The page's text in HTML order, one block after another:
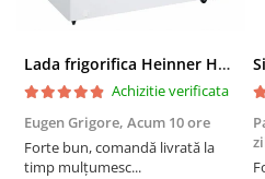
Lada frigorifica Heinner HCF-287CNHE++, 287 l, Clasa E, Compresor inverter, Iluminare LED, Functionalitate frigider, Alb
Achizitie verificata
Eugen Grigore, Acum 10 ore
Forte bun, comandă livrată la
timp mulțumesc...